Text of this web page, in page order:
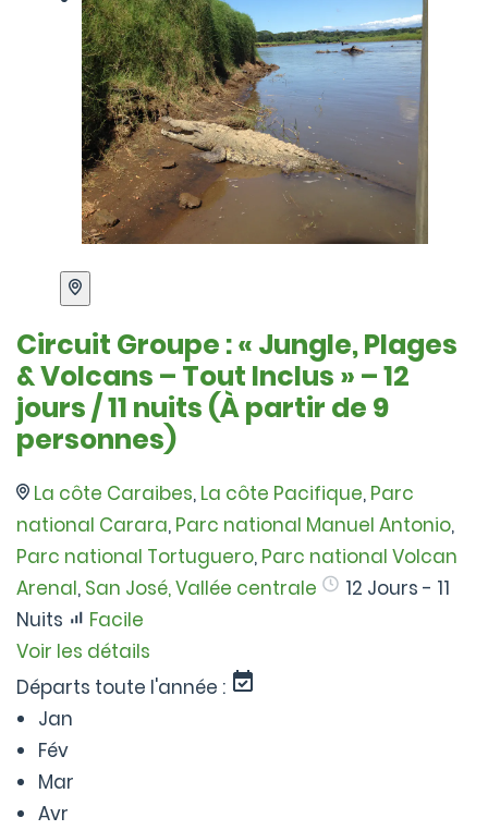
Circuit Groupe : « Jungle, Plages
& Volcans – Tout Inclus » – 12
jours / 11 nuits (À partir de 9
personnes)
La côte Caraibes, La côte Pacifique, Parc
national Carara, Parc national Manuel Antonio,
Parc national Tortuguero, Parc national Volcan
Arenal, San José, Vallée centrale
12 Jours - 11
Nuits
Facile
Voir les détails
Départs toute l'année :
Jan
Fév
Mar
Avr